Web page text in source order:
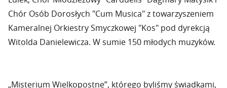
Chór Osób Dorosłych "Cum Musica" z towarzyszeniem
Kameralnej Orkiestry Smyczkowej "Kos" pod dyrekcją
Witolda Danielewicza. W sumie 150 młodych muzyków.
„Misterium Wielkopostne”, którego byliśmy świadkami,